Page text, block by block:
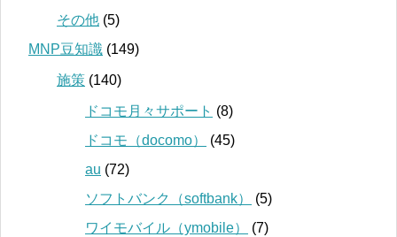
その他 (5)
MNP豆知識 (149)
施策 (140)
ドコモ月々サポート (8)
ドコモ（docomo）
(45)
au (72)
ソフトバンク（softbank）
(5)
ワイモバイル（ymobile）
(7)